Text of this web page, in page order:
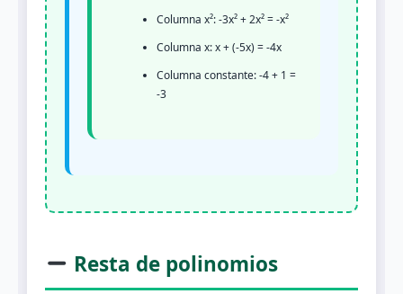
Columna x²: -3x² + 2x² = -x²
Columna x: x + (-5x) = -4x
Columna constante: -4 + 1 =
-3
Resta de polinomios